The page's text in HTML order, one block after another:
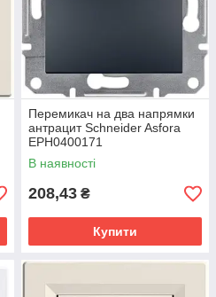
Перемикач на два напрямки
антрацит Schneider Asfora
EPH0400171
В наявності
208,43 ₴
Купити